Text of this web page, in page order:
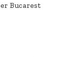
Bucarest